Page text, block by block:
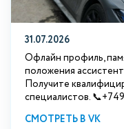
31.07.2026
Офлайн профиль,
положения
Получите
специалистов.
СМОТРЕТЬ В VK